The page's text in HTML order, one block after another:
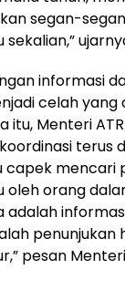
segan-
informasi
celah
itu, Menteri
terus
capek mencari
oleh orang
pesan